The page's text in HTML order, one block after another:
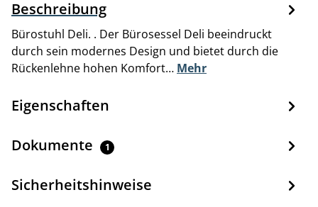
Beschreibung
Bürostuhl Deli. . Der Bürosessel Deli beeindruckt
durch sein modernes Design und bietet durch die
Rückenlehne hohen Komfort… Mehr
Eigenschaften
Dokumente 1
Sicherheitshinweise